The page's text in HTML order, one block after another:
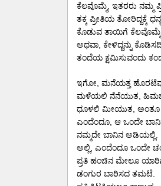
ಕೆಲವೊಮ್ಮೆ, ಇತರರು ನಮ್ಮ
ತಕ್ಕ ಪ್ರೀತಿಯ ತೋರಿದ್ದಕ್ಕೆ
ಕೊಡುವ ತಾಯಿಗೆ ಕೆಲವೊಮ್ಮೆ
ಅಥವಾ, ಕೇಳಿದ್ದನ್ನು
ತಂದೆಯ ಕ್ಷಮಿಸುವಂದು
ಇಗೋ, ಮನೆಯತ್ತ
ಮಳೆಯಲಿ ನೆನೆಯುತ,
ಧೂಳಲಿ ಮೀಯುತ, ಅಂತೂ
ಎಂದೆಂದೂ, ಆ ಒಂದೇ
ನಮ್ಮದೇ ಬಾನಿನ ಅಡಿಯಲ್ಲಿ.
ಅಲ್ಲಿ, ಎಂದೆಂದೂ ಒಂದೇ
ಪ್ರತಿ ಹಂಚಿನ ಮೇಲೂ
ಡಂಗುರ ಬಾರಿಸದ ತಮಟೆ.